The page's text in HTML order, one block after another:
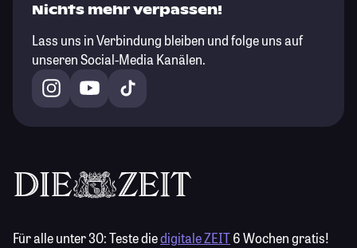
Nichts mehr verpassen!
Lass uns in Verbindung bleiben und folge uns auf
unseren Social-Media Kanälen.
Für alle unter 30:Teste diedigitale ZEIT6 Wochen gratis!